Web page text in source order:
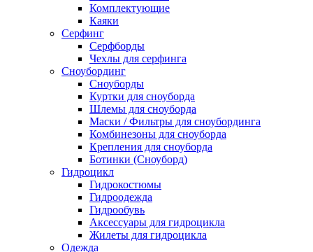
Комплектующие
Каяки
Серфинг
Серфборды
Чехлы для серфинга
Сноубординг
Сноуборды
Куртки для сноуборда
Шлемы для сноуборда
Маски / Фильтры для сноубординга
Комбинезоны для сноуборда
Крепления для сноуборда
Ботинки (Сноуборд)
Гидроцикл
Гидрокостюмы
Гидроодежда
Гидрообувь
Аксессуары для гидроцикла
Жилеты для гидроцикла
Одежда